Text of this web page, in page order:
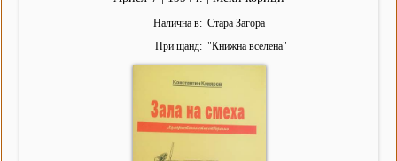
Налична в
Стара Загора
При щанд
"Книжна вселена"